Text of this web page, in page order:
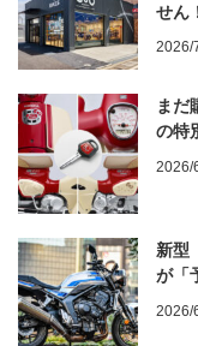
せん
2026/
まだ
の特
2026/
新型
が「
2026/